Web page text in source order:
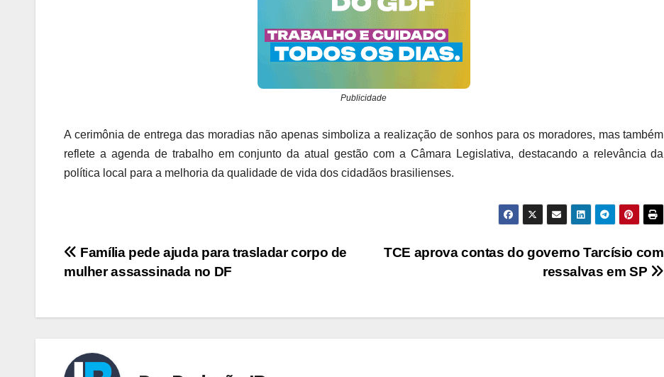
Publicidade
A cerimônia de entrega das moradias não apenas simboliza a realização de sonhos para os moradores, mas também
reflete a agenda de trabalho em conjunto da atual gestão com a Câmara Legislativa, destacando a relevância da
política local para a melhoria da qualidade de vida dos cidadãos brasilienses.
Navegação
Post
TCE aprova contas do governo Tarcísio com
ressalvas em SP
Família pede ajuda para trasladar corpo de
mulher assassinada no DF